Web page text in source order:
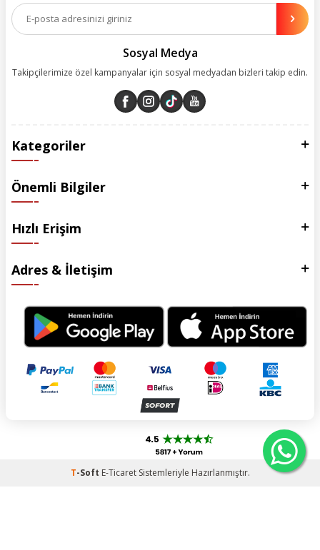
olanakları sunuyoruz. Çalışmalarımızı müşterilerimizin memnuniyetini
esas alarak yürütüyoruz.
Sosyal Medya
Takipçilerimize özel kampanyalar için sosyal medyadan bizleri takip edin.
Kategoriler
Önemli Bilgiler
Hızlı Erişim
Adres & İletişim
T-Soft E-TicaretSistemleriyle Hazırlanmıştır.